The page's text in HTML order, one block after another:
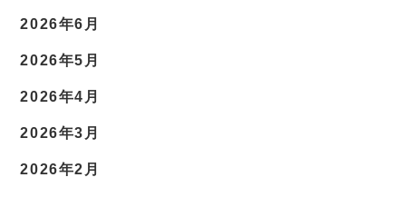
2026年6月
2026年5月
2026年4月
2026年3月
2026年2月